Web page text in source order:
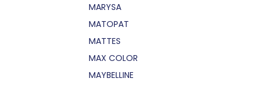
MARYSA
MATOPAT
MATTES
MAX COLOR
MAYBELLINE